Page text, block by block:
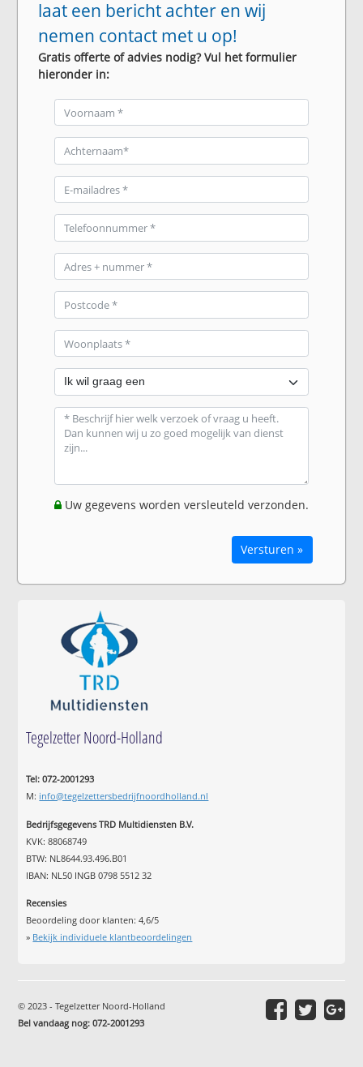
laat een bericht achter en wij
nemen contact met u op!
Gratis offerte of advies nodig? Vul het formulier
hieronder in:
Uw gegevens worden versleuteld verzonden.
Versturen »
Tegelzetter Noord-Holland
Tel: 072-2001293
M: info@tegelzettersbedrijfnoordholland.nl
Bedrijfsgegevens TRD Multidiensten B.V.
KVK: 88068749
BTW: NL8644.93.496.B01
IBAN: NL50 INGB 0798 5512 32
Recensies
Beoordeling door klanten:4,6/5
» Bekijk individuele klantbeoordelingen
© 2023 - Tegelzetter Noord-Holland
Bel vandaag nog: 072-2001293